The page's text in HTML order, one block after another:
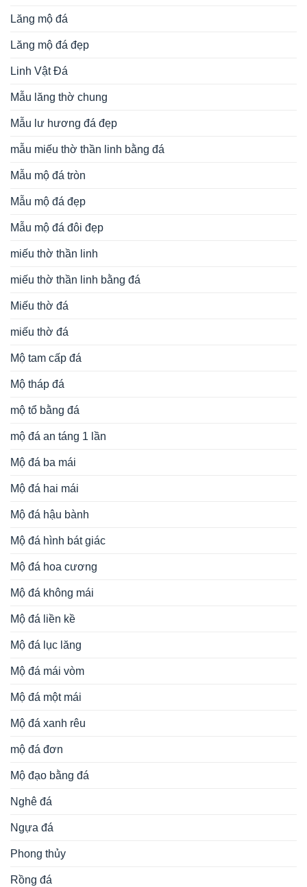
Lăng mộ đá
Lăng mộ đá đẹp
Linh Vật Đá
Mẫu lăng thờ chung
Mẫu lư hương đá đẹp
mẫu miếu thờ thần linh bằng đá
Mẫu mộ đá tròn
Mẫu mộ đá đẹp
Mẫu mộ đá đôi đẹp
miếu thờ thần linh
miếu thờ thần linh bằng đá
Miếu thờ đá
miếu thờ đá
Mộ tam cấp đá
Mộ tháp đá
mộ tổ bằng đá
mộ đá an táng 1 lần
Mộ đá ba mái
Mộ đá hai mái
Mộ đá hậu bành
Mộ đá hình bát giác
Mộ đá hoa cương
Mộ đá không mái
Mộ đá liền kề
Mộ đá lục lăng
Mộ đá mái vòm
Mộ đá một mái
Mộ đá xanh rêu
mộ đá đơn
Mộ đạo bằng đá
Nghê đá
Ngựa đá
Phong thủy
Rồng đá